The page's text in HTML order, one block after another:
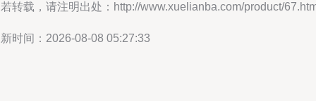
转载，请注明出处：http://www.xuelianba.com/product/
时间：2026-08-08 05:27:33